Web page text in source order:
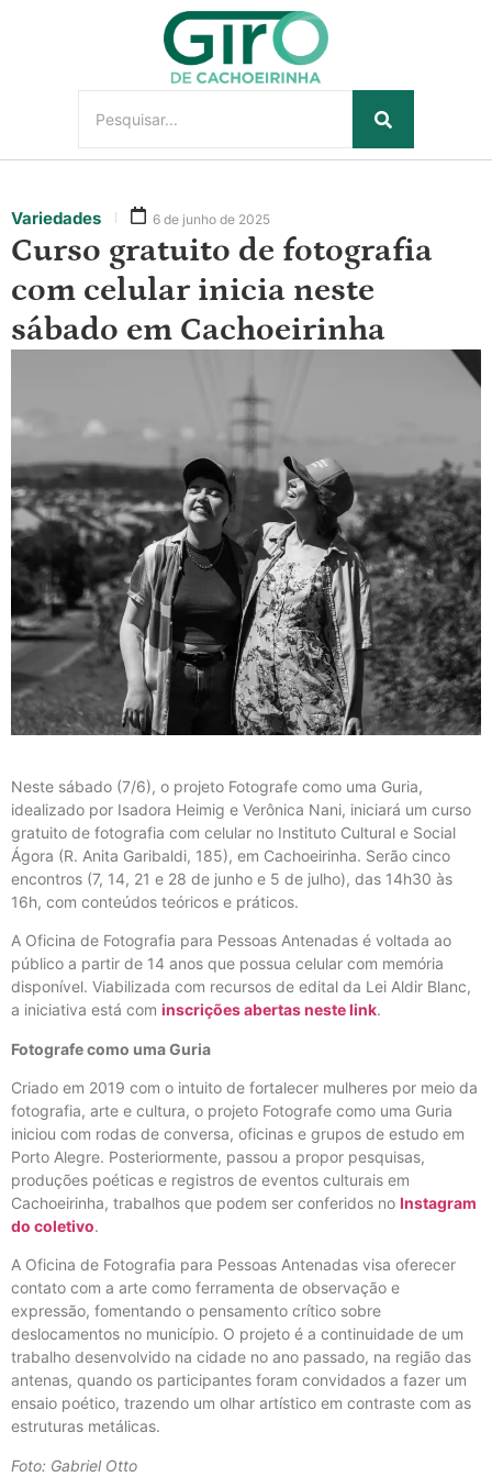
Variedades 6 de junho de 2025
Curso gratuito de fotografia
com celular inicia neste
sábado em Cachoeirinha
Neste sábado (7/6), o projeto Fotografe como uma Guria,
idealizado por Isadora Heimig e Verônica Nani, iniciará um curso
gratuito de fotografia com celular no Instituto Cultural e Social
Ágora (R. Anita Garibaldi, 185), em Cachoeirinha. Serão cinco
encontros (7, 14, 21 e 28 de junho e 5 de julho), das 14h30 às
16h, com conteúdos teóricos e práticos.
A Oficina de Fotografia para Pessoas Antenadas é voltada ao
público a partir de 14 anos que possua celular com memória
disponível. Viabilizada com recursos de edital da Lei Aldir Blanc,
a iniciativa está com inscrições abertas neste link.
Fotografe como uma Guria
Criado em 2019 com o intuito de fortalecer mulheres por meio da
fotografia, arte e cultura, o projeto Fotografe como uma Guria
iniciou com rodas de conversa, oficinas e grupos de estudo em
Porto Alegre. Posteriormente, passou a propor pesquisas,
produções poéticas e registros de eventos culturais em
Cachoeirinha, trabalhos que podem ser conferidos no Instagram
do coletivo.
A Oficina de Fotografia para Pessoas Antenadas visa oferecer
contato com a arte como ferramenta de observação e
expressão, fomentando o pensamento crítico sobre
deslocamentos no município. O projeto é a continuidade de um
trabalho desenvolvido na cidade no ano passado, na região das
antenas, quando os participantes foram convidados a fazer um
ensaio poético, trazendo um olhar artístico em contraste com as
estruturas metálicas.
Foto: Gabriel Otto